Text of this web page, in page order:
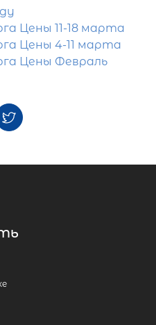
Цены 11-18 марта
Цены 4-11 марта
Цены Февраль